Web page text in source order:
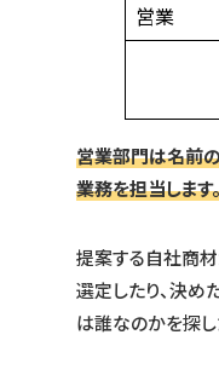
営業
営業部門は名前
業務を担当します
提案する自社商
選定したり、決め
は誰なのかを探し